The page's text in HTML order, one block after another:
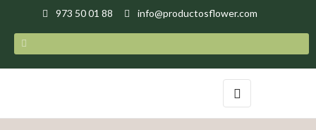
973 50 01 88 info@productosflower.com
Navegación
de
palanca
☰